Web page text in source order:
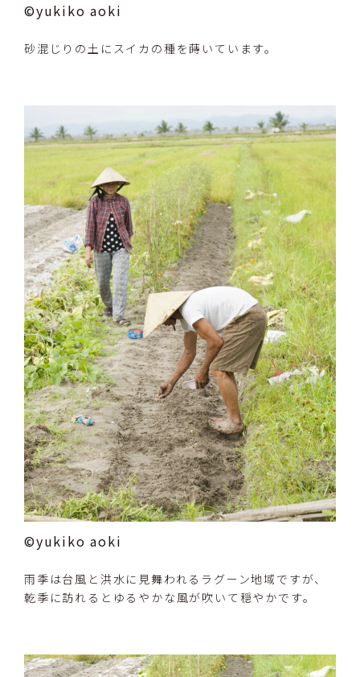
©yukiko aoki
砂混じりの土にスイカの種を蒔いています。
©yukiko aoki
雨季は台風と洪水に見舞われるラグーン地域ですが、
乾季に訪れるとゆるやかな風が吹いて穏やかです。